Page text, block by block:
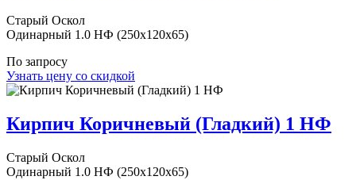
Старый Оскол
Одинарный 1.0 НФ (250x120x65)
По запросу
Узнать цену со скидкой
Кирпич Коричневый (Гладкий) 1 НФ
Старый Оскол
Одинарный 1.0 НФ (250x120x65)